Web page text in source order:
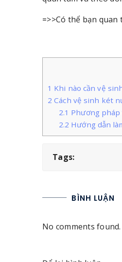
=>>Có thể bạn quan
1 Khi nào cần vệ
2 Cách vệ sinh két
2.1 Phương
2.2 Hướng dẫn
Tags:
BÌNH LUẬN
No comments found.